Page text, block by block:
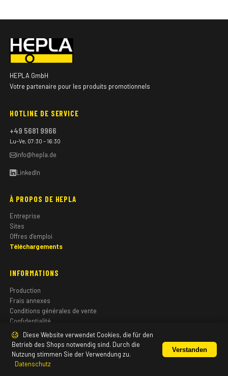
HEPLA GmbH
Votre partenaire pour les produits promotionnels
HOTLINE DE SERVICE
+49 5681 9966
Lu–Ve, 07:30 – 16:30
info@hepla.de
LinkedIn
À PROPOS DE HEPLA
Entreprise
Sites
Offres d’emploi
Téléchargements
INFORMATIONS
Production
Frais annexes
Conditions générales de vente
Confidentialité
Mentions légales
Diese Website verwendet Cookies, die für den
Betrieb des Shops notwendig sind. Durch die
Nutzung stimmen Sie der Verwendung zu.
Datenschutz
Verstanden